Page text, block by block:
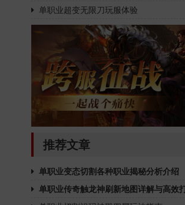
单职业超变无限刀玩服体验
推荐文章
单职业变态切割各种职业揭秘分析介绍
单职业传奇触龙神刷新地图详解与高效